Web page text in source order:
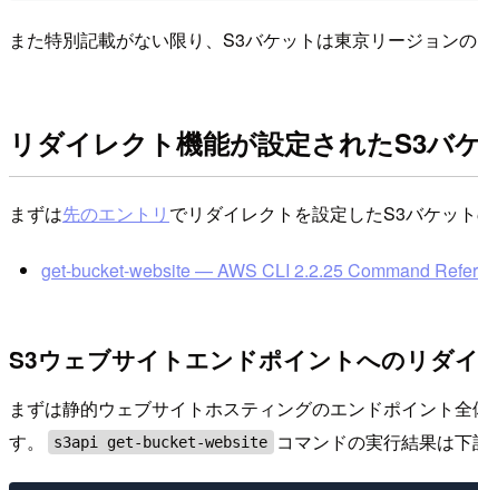
また特別記載がない限り、S3バケットは東京リージョンの
リダイレクト機能が設定されたS3バ
まずは先のエントリ でリダイレクトを設定したS3バケッ
get-bucket-website — AWS CLI 2.2.25 Command
S3ウェブサイトエンドポイントへのリダ
まずは静的ウェブサイトホスティングのエンドポイント
す。
s3api get-bucket-website コマンドの実行結果は下